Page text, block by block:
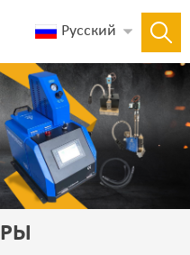
Русский